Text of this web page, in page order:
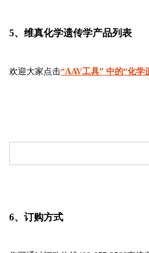
5、维真化学遗传学产品列表
欢迎大家点击“AAV工具” 中的“化学
6、订购方式